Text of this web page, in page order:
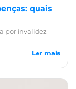
quais
por invalidez
Ler mais